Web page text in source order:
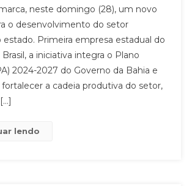
neste domingo (28), um novo
o desenvolvimento do setor
estado. Primeira empresa estadual do
a iniciativa integra o Plano
2024-2027 do Governo da Bahia e
fortalecer a cadeia produtiva do setor,
lendo